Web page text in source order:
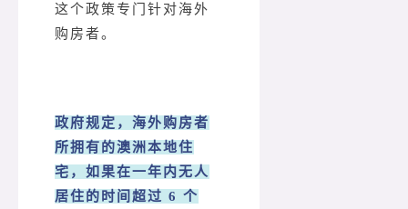
这个政策专门针对海外
购房者。
政府规定，海外购房者
所拥有的澳洲本地住
宅，如果在一年内无人
居住的时间超过 6 个